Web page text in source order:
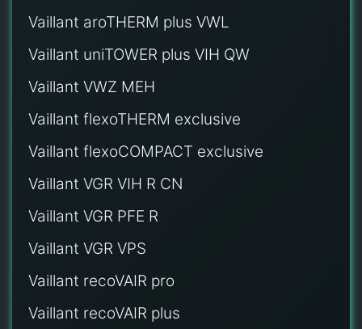
Vaillant aroTHERM plus VWL
Vaillant uniTOWER plus VIH QW
Vaillant VWZ MEH
Vaillant flexoTHERM exclusive
Vaillant flexoCOMPACT exclusive
Vaillant VGR VIH R CN
Vaillant VGR PFE R
Vaillant VGR VPS
Vaillant recoVAIR pro
Vaillant recoVAIR plus